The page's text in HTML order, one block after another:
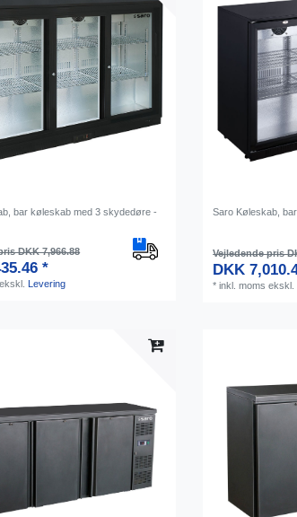
bar køleskab med 3 skydedøre -
DKK 7,966.88
*
ekskl. Levering
Saro Køleskab,
Vejledende pris
DKK
*inkl. moms ekskl.